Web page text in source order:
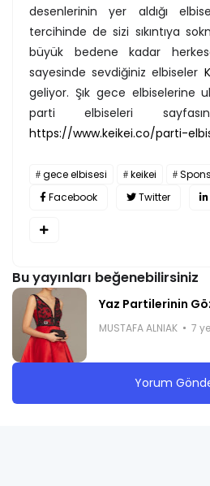
desenlerinin yer aldığı
tercihinde de sizi sıkıntıya
büyük bedene kadar
sayesinde sevdiğiniz elbiseler
geliyor. Şık gece elbiselerine
parti elbiseleri
https://www.keikei.co/parti-
gece elbisesi keikei
Facebook
Twitter
Bu yayınları beğenebilirsiniz
Yaz Partilerinin
MUSTAFA ALNIAK 7
Yorum